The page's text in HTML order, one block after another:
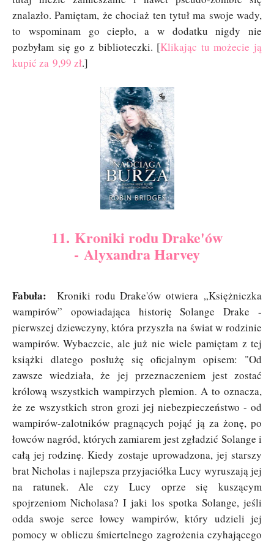
znalazło. Pamiętam, że chociaż ten tytuł ma swoje wady,
to wspominam go ciepło, a w dodatku nigdy nie
pozbyłam się go z biblioteczki. [Klikając tu możecie ją
kupić za 9,99 zł.]
11. Kroniki rodu Drake'ów
- Alyxandra Harvey
Fabuła:
Kroniki rodu Drake'ów otwiera „Księżniczka
wampirów” opowiadająca historię Solange Drake -
pierwszej dziewczyny, która przyszła na świat w rodzinie
wampirów. Wybaczcie, ale już nie wiele pamiętam z tej
książki dlatego posłużę się oficjalnym opisem: "Od
zawsze wiedziała, że jej przeznaczeniem jest zostać
królową wszystkich wampirzych plemion. A to oznacza,
że ze wszystkich stron grozi jej niebezpieczeństwo - od
wampirów-zalotników pragnących pojąć ją za żonę, po
łowców nagród, których zamiarem jest zgładzić Solange i
całą jej rodzinę. Kiedy zostaje uprowadzona, jej starszy
brat Nicholas i najlepsza przyjaciółka Lucy wyruszają jej
na ratunek. Ale czy Lucy oprze się kuszącym
spojrzeniom Nicholasa? I jaki los spotka Solange, jeśli
odda swoje serce łowcy wampirów, który udzieli jej
pomocy w obliczu śmiertelnego zagrożenia czyhającego